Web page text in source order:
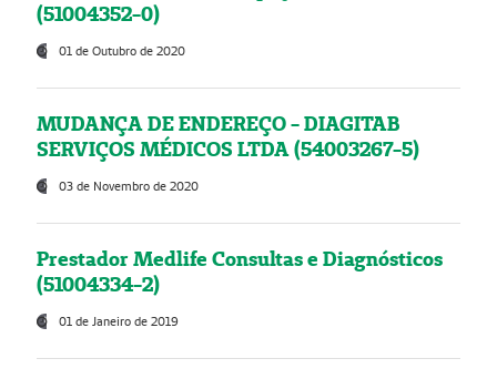
(51004352-0)
01 de Outubro de 2020
MUDANÇA DE ENDEREÇO - DIAGITAB
SERVIÇOS MÉDICOS LTDA (54003267-5)
03 de Novembro de 2020
Prestador Medlife Consultas e Diagnósticos
(51004334-2)
01 de Janeiro de 2019